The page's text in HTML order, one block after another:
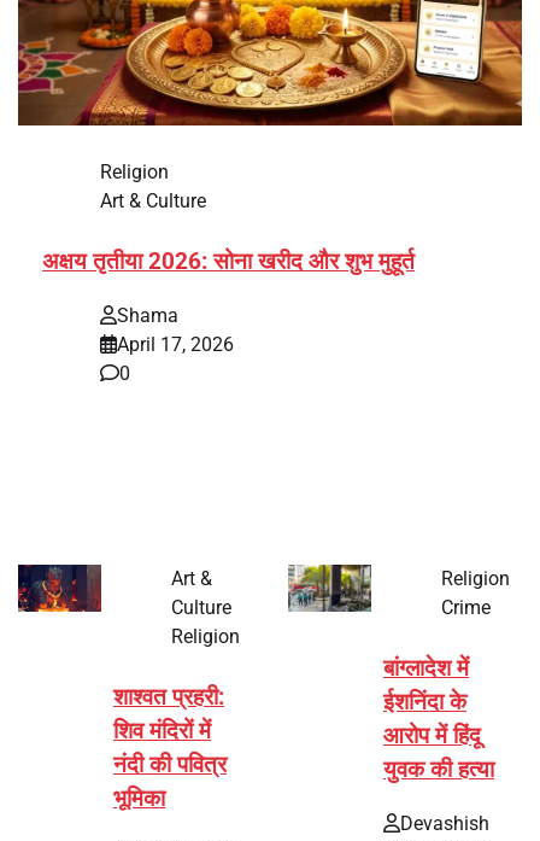
Religion
Art & Culture
अक्षय तृतीया 2026: सोना खरीद और शुभ मुहूर्त
Shama
April 17, 2026
0
Art &
Culture
Religion
शाश्वत प्रहरी:
शिव मंदिरों में
नंदी की पवित्र
भूमिका
Religion
Crime
बांग्लादेश में
ईशनिंदा के
आरोप में हिंदू
युवक की हत्या
Devashish